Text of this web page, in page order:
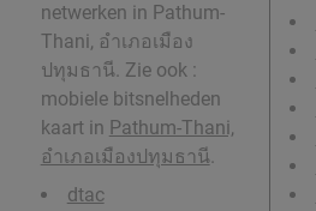
netwerken in Pathum-
Thani, อำเภอเมือง
ปทุมธานี. Zie ook :
mobiele bitsnelheden
kaart in Pathum-Thani,
อำเภอเมืองปทุมธานี.
dtac